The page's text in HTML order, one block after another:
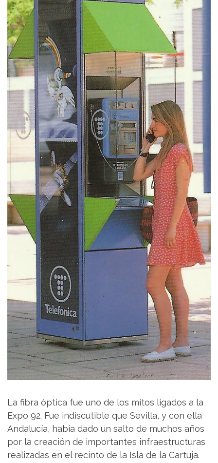
La fibra óptica fue uno de los mitos ligados a la
Expo 92. Fue indiscutible que Sevilla, y con ella
Andalucía, había dado un salto de muchos años
por la creación de importantes infraestructuras
realizadas en el recinto de la Isla de la Cartuja.